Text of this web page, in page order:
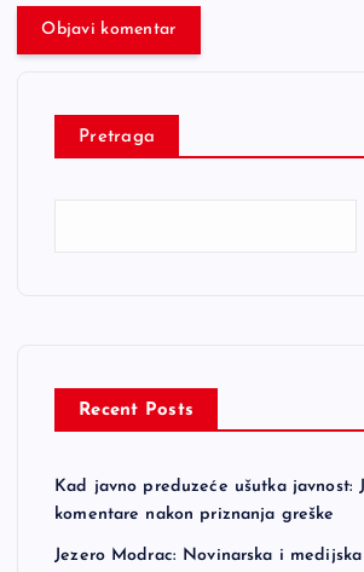
Pretraga
Recent Posts
Kad javno preduzeće ušutka javnost:
komentare nakon priznanja greške
Jezero Modrac: Novinarska i